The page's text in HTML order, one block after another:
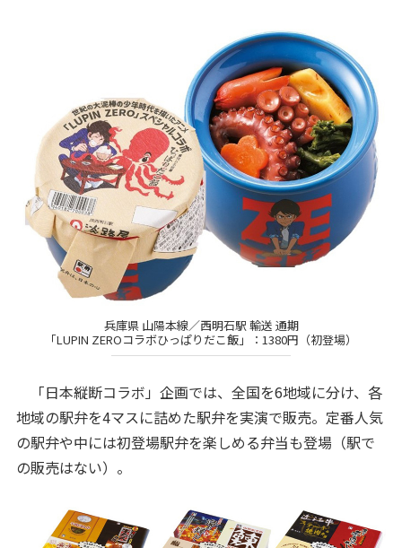
兵庫県 山陽本線／西明石駅 輸送 通期
「LUPIN ZEROコラボひっぱりだこ飯」：1380円（初登場）
「日本縦断コラボ」企画では、全国を6地域に分け、各
地域の駅弁を4マスに詰めた駅弁を実演で販売。定番人気
の駅弁や中には初登場駅弁を楽しめる弁当も登場（駅で
の販売はない）。